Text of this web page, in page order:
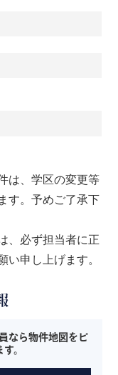
は、学区の変更等
す。予めご了承下
、必ず担当者に正
申し上げます。
なら物件地図をピ
。